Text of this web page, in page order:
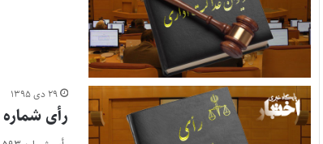
۲۹ دی ۱۳۹۵
رأی شماره ۵۹۳ هیأت عمومی دیوان عدالت اداری